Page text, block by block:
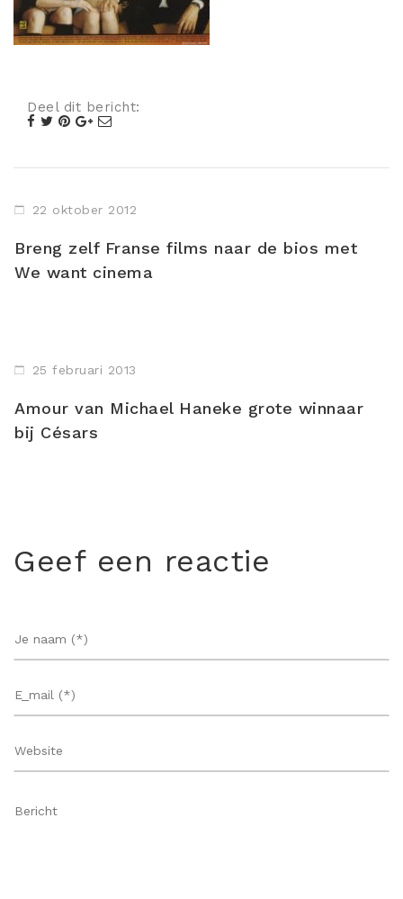
Deel dit bericht:
22 oktober 2012
Breng zelf Franse films naar de bios met
We want cinema
25 februari 2013
Amour van Michael Haneke grote winnaar
bij Césars
Geef een reactie